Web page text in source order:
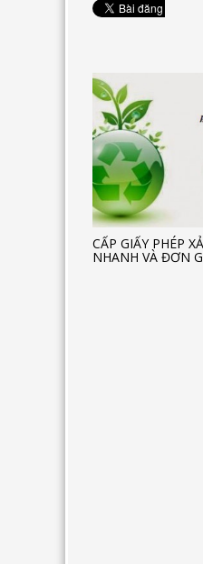
CẤP GIẤY PHÉP
NHANH VÀ ĐƠN